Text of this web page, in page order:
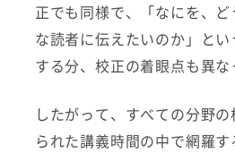
正でも同様で、「なにを、
な読者に伝えたいのか」と
する分、校正の着眼点も異な
したがって、すべての分野
られた講義時間の中で網羅